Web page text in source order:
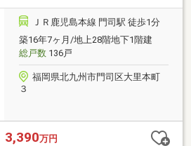
ＪＲ鹿児島本線 門司駅 徒歩1分
築16年7ヶ月/地上28階地下1階建
総戸数136戸
福岡県北九州市門司区大里本町
３
3,390万円